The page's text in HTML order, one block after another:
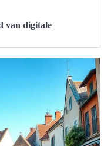
van digitale